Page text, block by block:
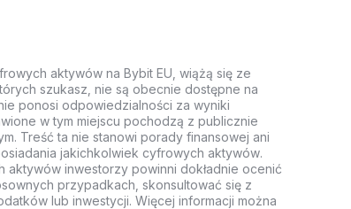
aktywów na Bybit EU, wiążą się ze
szukasz, nie są obecnie dostępne na
ponosi odpowiedzialności za wyniki
w tym miejscu pochodzą z publicznie
Treść ta nie stanowi porady finansowej ani
jakichkolwiek cyfrowych aktywów.
inwestorzy powinni dokładnie ocenić
przypadkach, skonsultować się z
lub inwestycji. Więcej informacji można